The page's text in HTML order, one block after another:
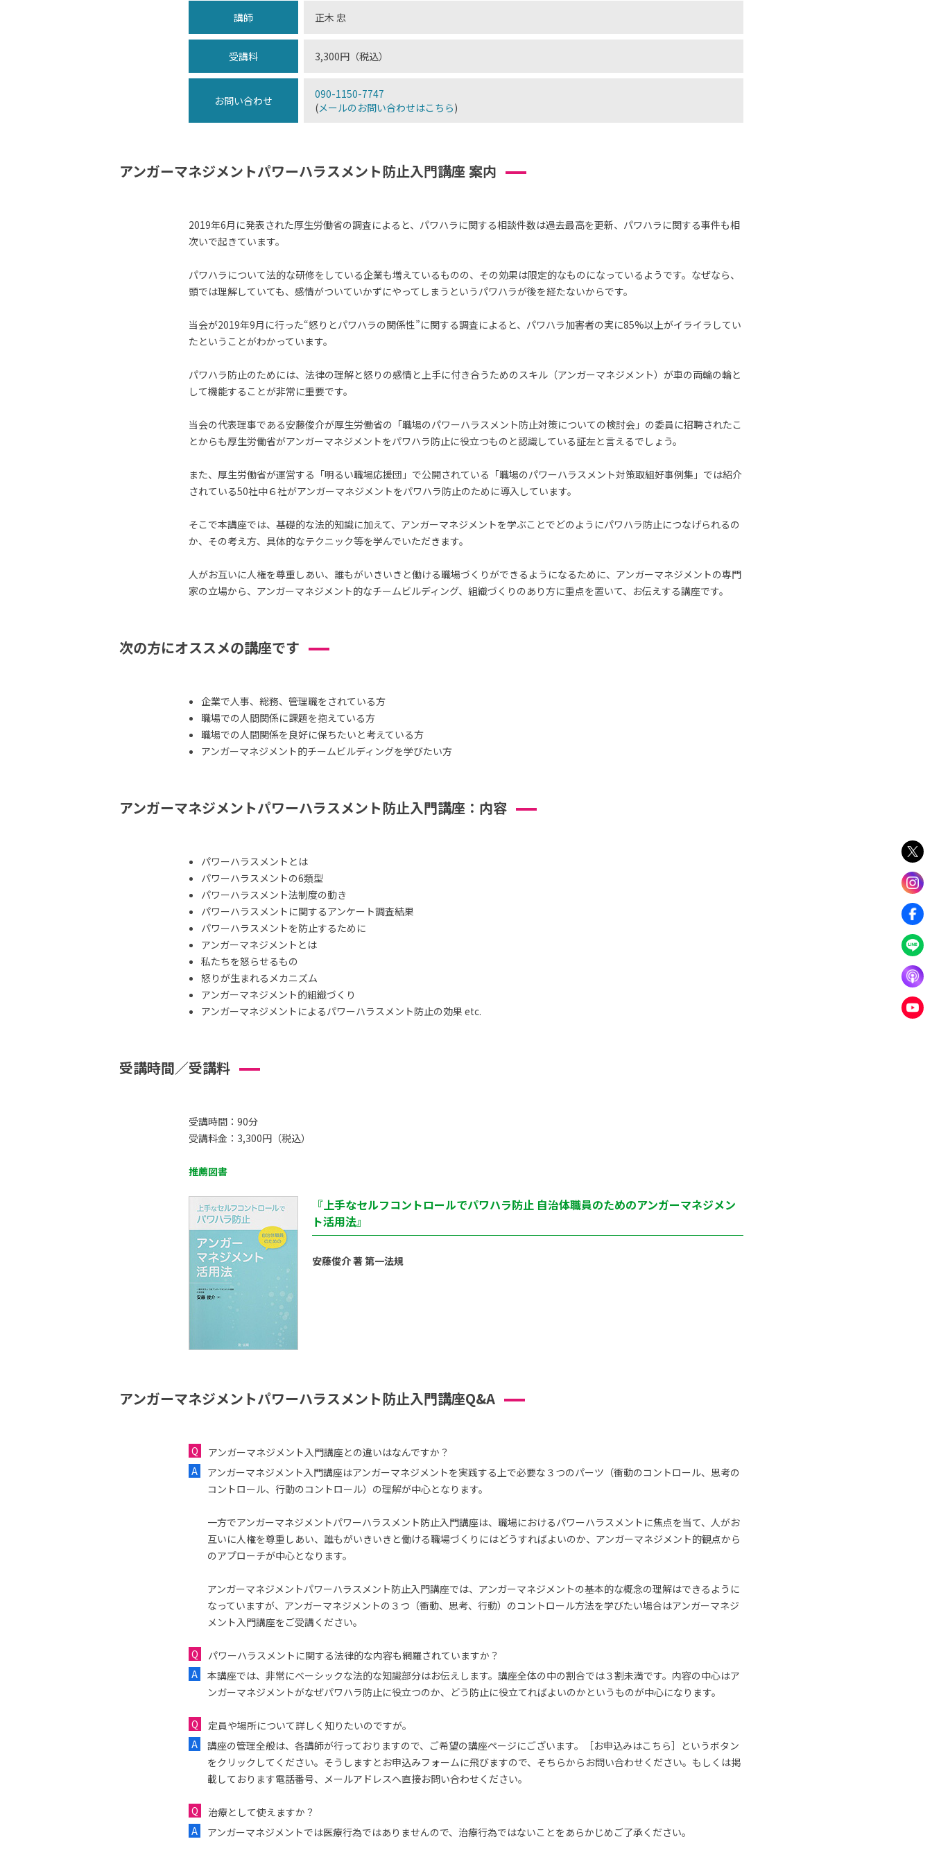
講師 正木 忠
受講料 3,300円（税込）
お問い合わせ
090-1150-7747
(メールのお問い合わせはこちら)
アンガーマネジメントパワーハラスメント防止入門講座 案内
2019年6月に発表された厚生労働省の調査によると、パワハラに関する相談件数は過去最高を更新、パワハラに関する事件も相
次いで起きています。
パワハラについて法的な研修をしている企業も増えているものの、その効果は限定的なものになっているようです。なぜなら、
頭では理解していても、感情がついていかずにやってしまうというパワハラが後を経たないからです。
当会が2019年9月に行った“怒りとパワハラの関係性”に関する調査によると、パワハラ加害者の実に85%以上がイライラしてい
たということがわかっています。
パワハラ防止のためには、法律の理解と怒りの感情と上手に付き合うためのスキル（アンガーマネジメント）が車の両輪の輪と
して機能することが非常に重要です。
当会の代表理事である安藤俊介が厚生労働省の「職場のパワーハラスメント防止対策についての検討会」の委員に招聘されたこ
とからも厚生労働省がアンガーマネジメントをパワハラ防止に役立つものと認識している証左と言えるでしょう。
また、厚生労働省が運営する「明るい職場応援団」で公開されている「職場のパワーハラスメント対策取組好事例集」では紹介
されている50社中６社がアンガーマネジメントをパワハラ防止のために導入しています。
そこで本講座では、基礎的な法的知識に加えて、アンガーマネジメントを学ぶことでどのようにパワハラ防止につなげられるの
か、その考え方、具体的なテクニック等を学んでいただきます。
人がお互いに人権を尊重しあい、誰もがいきいきと働ける職場づくりができるようになるために、アンガーマネジメントの専門
家の立場から、アンガーマネジメント的なチームビルディング、組織づくりのあり方に重点を置いて、お伝えする講座です。
次の方にオススメの講座です
企業で人事、総務、管理職をされている方
職場での人間関係に課題を抱えている方
職場での人間関係を良好に保ちたいと考えている方
アンガーマネジメント的チームビルディングを学びたい方
アンガーマネジメントパワーハラスメント防止入門講座：内容
パワーハラスメントとは
パワーハラスメントの6類型
パワーハラスメント法制度の動き
パワーハラスメントに関するアンケート調査結果
パワーハラスメントを防止するために
アンガーマネジメントとは
私たちを怒らせるもの
怒りが生まれるメカニズム
アンガーマネジメント的組織づくり
アンガーマネジメントによるパワーハラスメント防止の効果 etc.
受講時間／受講料
受講時間：90分
受講料金：3,300円（税込）
推薦図書
『上手なセルフコントロールでパワハラ防止 自治体職員のためのアンガーマネジメン
ト活用法』
安藤俊介 著 第一法規
アンガーマネジメントパワーハラスメント防止入門講座Q&A
アンガーマネジメント入門講座との違いはなんですか？
アンガーマネジメント入門講座はアンガーマネジメントを実践する上で必要な３つのパーツ（衝動のコントロール、思考の
コントロール、行動のコントロール）の理解が中心となります。
一方でアンガーマネジメントパワーハラスメント防止入門講座は、職場におけるパワーハラスメントに焦点を当て、人がお
互いに人権を尊重しあい、誰もがいきいきと働ける職場づくりにはどうすればよいのか、アンガーマネジメント的観点から
のアプローチが中心となります。
アンガーマネジメントパワーハラスメント防止入門講座では、アンガーマネジメントの基本的な概念の理解はできるように
なっていますが、アンガーマネジメントの３つ（衝動、思考、行動）のコントロール方法を学びたい場合はアンガーマネジ
メント入門講座をご受講ください。
パワーハラスメントに関する法律的な内容も網羅されていますか？
本講座では、非常にベーシックな法的な知識部分はお伝えします。講座全体の中の割合では３割未満です。内容の中心はア
ンガーマネジメントがなぜパワハラ防止に役立つのか、どう防止に役立てればよいのかというものが中心になります。
定員や場所について詳しく知りたいのですが。
講座の管理全般は、各講師が行っておりますので、ご希望の講座ページにございます。［お申込みはこちら］というボタン
をクリックしてください。そうしますとお申込みフォームに飛びますので、そちらからお問い合わせください。もしくは掲
載しております電話番号、メールアドレスへ直接お問い合わせください。
治療として使えますか？
アンガーマネジメントでは医療行為ではありませんので、治療行為ではないことをあらかじめご了承ください。